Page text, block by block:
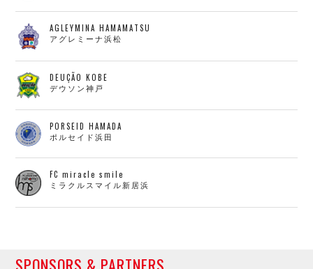
AGLEYMINA HAMAMATSU
アグレミーナ浜松
DEUÇÃO KOBE
デウソン神戸
PORSEID HAMADA
ポルセイド浜田
FC miracle smile
ミラクルスマイル新居浜